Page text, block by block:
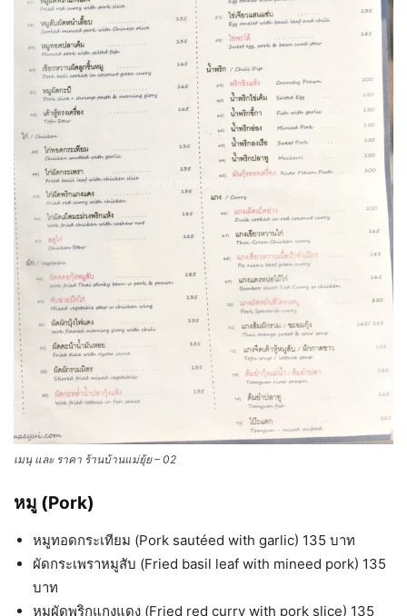
เมนุ และ ราคา ร้านบ้านแม่ยุ้ย – 02
หมู (Pork)
หมูทอดกระเทียม (Pork sautéed with garlic) 135 บาท
ผัดกระเพราหมูสับ (Fried basil leaf with mineed pork) 135
บาท
หมูผัดพริกแกงแดง (Fried red curry with pork slice) 135